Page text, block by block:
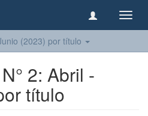
(2023) por título
2: Abril -
título